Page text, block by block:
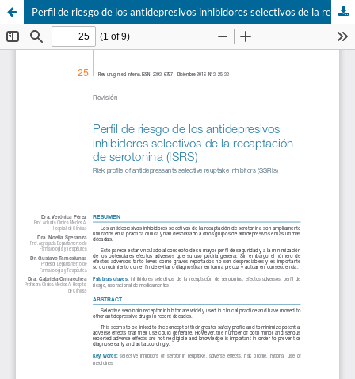
Perfil de riesgo de los antidepresivos inhibidores selectivos de la recaptación de serotonina (ISRS)